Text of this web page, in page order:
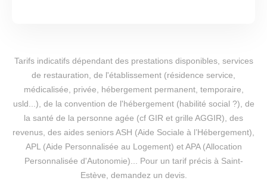
Tarifs indicatifs dépendant des prestations disponibles, services
de restauration, de l'établissement (résidence service,
médicalisée, privée, hébergement permanent, temporaire,
usld...), de la convention de l'hébergement (habilité social ?), de
la santé de la personne agée (cf GIR et grille AGGIR), des
revenus, des aides seniors ASH (Aide Sociale à l’Hébergement),
APL (Aide Personnalisée au Logement) et APA (Allocation
Personnalisée d'Autonomie)... Pour un tarif précis à Saint-
Estève, demandez un devis.